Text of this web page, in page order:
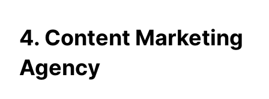
4. Content Marketing
Agency